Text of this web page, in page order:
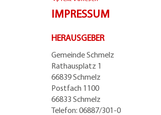
IMPRESSUM
HERAUSGEBER
Gemeinde Schmelz
Rathausplatz 1
66839 Schmelz
Postfach 1100
66833 Schmelz
Telefon: 06887/301-0